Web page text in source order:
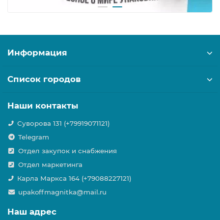
Информация
Список городов
Наши контакты
Суворова 131 (+79919071121)
Telegram
Отдел закупок и снабжения
Отдел маркетинга
Карла Маркса 164 (+79088227121)
upakoffmagnitka@mail.ru
Наш адрес